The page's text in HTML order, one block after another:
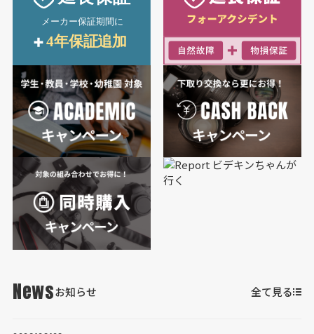
Newsお知らせ 全て見る